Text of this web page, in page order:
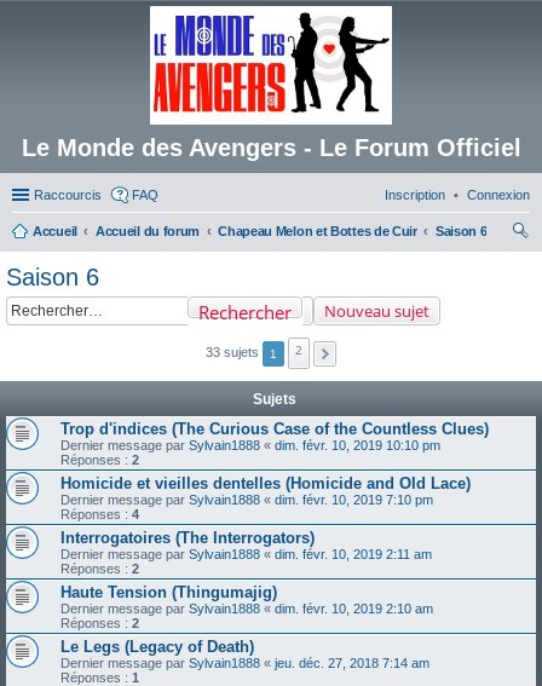
Le Monde des Avengers - Le Forum Officiel
Raccourcis FAQ Connexion
Inscription
Accueil Accueil du forum Chapeau Melon et Bottes de Cuir
Saison 6
Saison 6
Nouveau sujet
Rechercher
33 sujets 1 2
Sujets
Trop d'indices (The Curious Case of the Countless Clues)
Dernier message par Sylvain1888 « dim. févr. 10, 2019 10:10 pm
Réponses : 2
Homicide et vieilles dentelles (Homicide and Old Lace)
Dernier message par Sylvain1888 « dim. févr. 10, 2019 7:10 pm
Réponses : 4
Interrogatoires (The Interrogators)
Dernier message par Sylvain1888 « dim. févr. 10, 2019 2:11 am
Réponses : 2
Haute Tension (Thingumajig)
Dernier message par Sylvain1888 « dim. févr. 10, 2019 2:10 am
Réponses : 2
Le Legs (Legacy of Death)
Dernier message par Sylvain1888 « jeu. déc. 27, 2018 7:14 am
Réponses : 1